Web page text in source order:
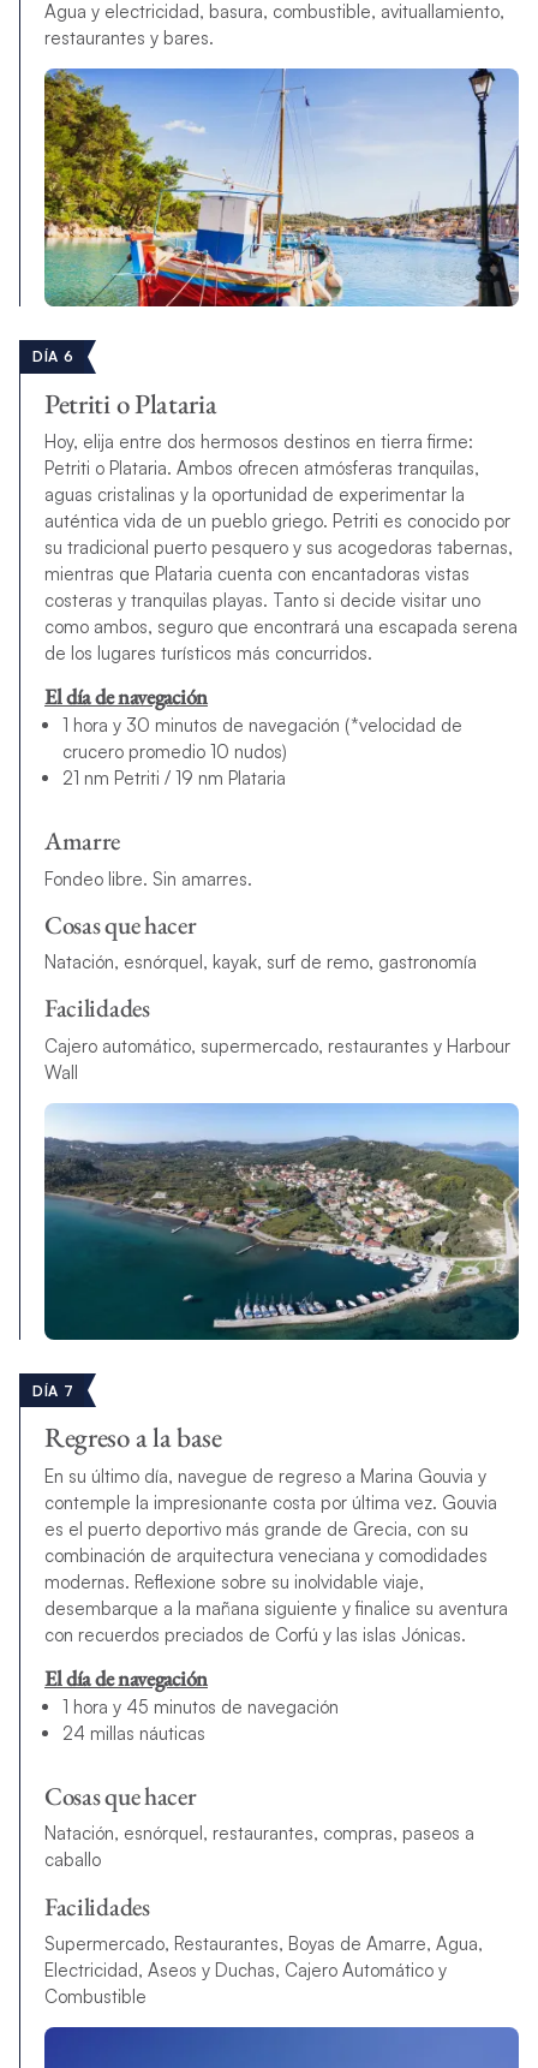
Agua y electricidad, basura, combustible, avituallamiento,
restaurantes y bares.
DÍA 6
Petriti o Plataria
Hoy, elija entre dos hermosos destinos en tierra firme:
Petriti o Plataria. Ambos ofrecen atmósferas tranquilas,
aguas cristalinas y la oportunidad de experimentar la
auténtica vida de un pueblo griego. Petriti es conocido por
su tradicional puerto pesquero y sus acogedoras tabernas,
mientras que Plataria cuenta con encantadoras vistas
costeras y tranquilas playas. Tanto si decide visitar uno
como ambos, seguro que encontrará una escapada serena
de los lugares turísticos más concurridos.
El día de navegación
1 hora y 30 minutos de navegación (*velocidad de
crucero promedio 10 nudos)
21 nm Petriti / 19 nm Plataria
Amarre
Fondeo libre. Sin amarres.
Cosas que hacer
Natación, esnórquel, kayak, surf de remo, gastronomía
Facilidades
Cajero automático, supermercado, restaurantes y Harbour
Wall
DÍA 7
Regreso a la base
En su último día, navegue de regreso a Marina Gouvia y
contemple la impresionante costa por última vez. Gouvia
es el puerto deportivo más grande de Grecia, con su
combinación de arquitectura veneciana y comodidades
modernas. Reflexione sobre su inolvidable viaje,
desembarque a la mañana siguiente y finalice su aventura
con recuerdos preciados de Corfú y las islas Jónicas.
El día de navegación
1 hora y 45 minutos de navegación
24 millas náuticas
Cosas que hacer
Natación, esnórquel, restaurantes, compras, paseos a
caballo
Facilidades
Supermercado, Restaurantes, Boyas de Amarre, Agua,
Electricidad, Aseos y Duchas, Cajero Automático y
Combustible